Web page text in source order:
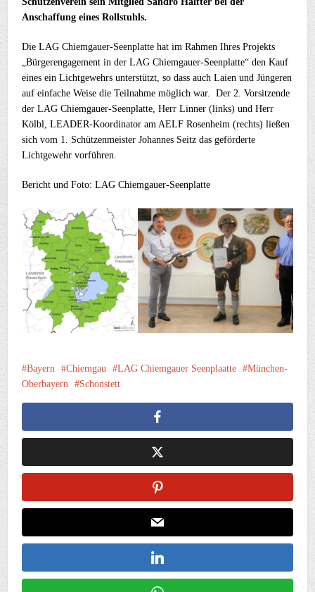
Anschaffung eines Rollstuhls.
Die LAG Chiemgauer-Seenplatte hat im Rahmen Ihres Projekts
„Bürgerengagement in der LAG Chiemgauer-Seenplatte“ den Kauf
eines ein Lichtgewehrs unterstützt, so dass auch Laien und Jüngeren
auf einfache Weise die Teilnahme möglich war. Der 2. Vorsitzende
der LAG Chiemgauer-Seenplatte, Herr Linner (links) und Herr
Kölbl, LEADER-Koordinator am AELF Rosenheim (rechts) ließen
sich vom 1. Schützenmeister Johannes Seitz das geförderte
Lichtgewehr vorführen.
Bericht und Foto: LAG Chiemgauer-Seenplatte
Bayern Chiemgau LAG Chiemgauer Seenplaatte
München-
Oberbayern
Schonstett